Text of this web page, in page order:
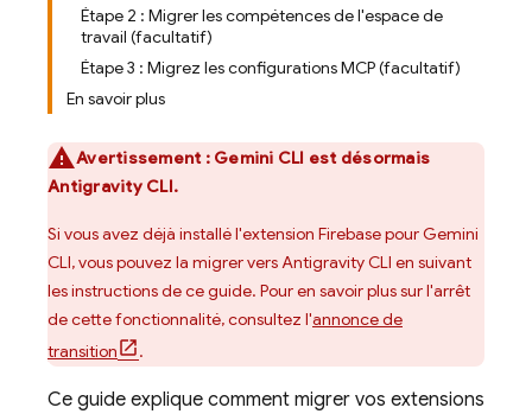
Étape 2 : Migrer les compétences de l'espace de
travail (facultatif)
Étape 3 : Migrez les configurations MCP (facultatif)
En savoir plus
Avertissement : Gemini CLI est désormais
Antigravity CLI.
Si vous avez déjà installé l'extension Firebase pourGemini
CLI, vous pouvez la migrer versAntigravity CLI en suivant
les instructions de ce guide. Pour en savoir plus sur l'arrêt
de cette fonctionnalité, consultez l'annonce de
transition
.
Ce guide explique comment migrer vos extensions